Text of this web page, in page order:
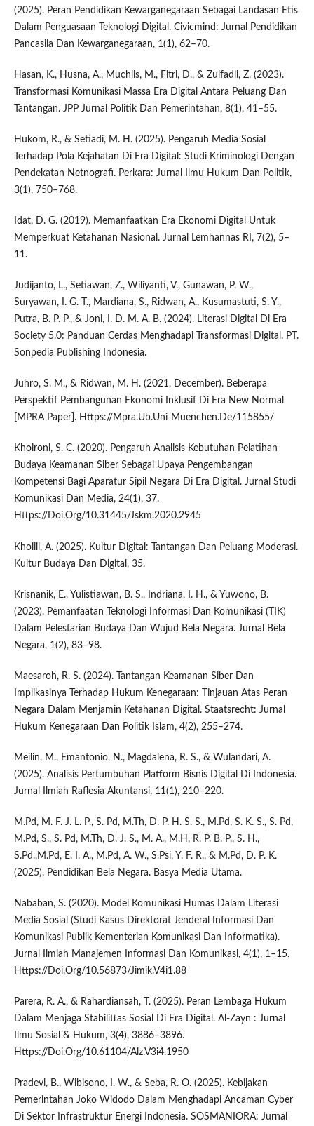
(2025). Peran Pendidikan Kewarganegaraan Sebagai Landasan Etis
Dalam Penguasaan Teknologi Digital. Civicmind: Jurnal Pendidikan
Pancasila Dan Kewarganegaraan, 1(1), 62–70.
Hasan, K., Husna, A., Muchlis, M., Fitri, D., & Zulfadli, Z. (2023).
Transformasi Komunikasi Massa Era Digital Antara Peluang Dan
Tantangan. JPP Jurnal Politik Dan Pemerintahan, 8(1), 41–55.
Hukom, R., & Setiadi, M. H. (2025). Pengaruh Media Sosial
Terhadap Pola Kejahatan Di Era Digital: Studi Kriminologi Dengan
Pendekatan Netnografi. Perkara: Jurnal Ilmu Hukum Dan Politik,
3(1), 750–768.
Idat, D. G. (2019). Memanfaatkan Era Ekonomi Digital Untuk
Memperkuat Ketahanan Nasional. Jurnal Lemhannas RI, 7(2), 5–
11.
Judijanto, L., Setiawan, Z., Wiliyanti, V., Gunawan, P. W.,
Suryawan, I. G. T., Mardiana, S., Ridwan, A., Kusumastuti, S. Y.,
Putra, B. P. P., & Joni, I. D. M. A. B. (2024). Literasi Digital Di Era
Society 5.0: Panduan Cerdas Menghadapi Transformasi Digital. PT.
Sonpedia Publishing Indonesia.
Juhro, S. M., & Ridwan, M. H. (2021, December). Beberapa
Perspektif Pembangunan Ekonomi Inklusif Di Era New Normal
[MPRA Paper]. Https://Mpra.Ub.Uni-Muenchen.De/115855/
Khoironi, S. C. (2020). Pengaruh Analisis Kebutuhan Pelatihan
Budaya Keamanan Siber Sebagai Upaya Pengembangan
Kompetensi Bagi Aparatur Sipil Negara Di Era Digital. Jurnal Studi
Komunikasi Dan Media, 24(1), 37.
Https://Doi.Org/10.31445/Jskm.2020.2945
Kholili, A. (2025). Kultur Digital: Tantangan Dan Peluang Moderasi.
Kultur Budaya Dan Digital, 35.
Krisnanik, E., Yulistiawan, B. S., Indriana, I. H., & Yuwono, B.
(2023). Pemanfaatan Teknologi Informasi Dan Komunikasi (TIK)
Dalam Pelestarian Budaya Dan Wujud Bela Negara. Jurnal Bela
Negara, 1(2), 83–98.
Maesaroh, R. S. (2024). Tantangan Keamanan Siber Dan
Implikasinya Terhadap Hukum Kenegaraan: Tinjauan Atas Peran
Negara Dalam Menjamin Ketahanan Digital. Staatsrecht: Jurnal
Hukum Kenegaraan Dan Politik Islam, 4(2), 255–274.
Meilin, M., Emantonio, N., Magdalena, R. S., & Wulandari, A.
(2025). Analisis Pertumbuhan Platform Bisnis Digital Di Indonesia.
Jurnal Ilmiah Raflesia Akuntansi, 11(1), 210–220.
M.Pd, M. F. J. L. P., S. Pd, M.Th, D. P. H. S. S., M.Pd, S. K. S., S. Pd,
M.Pd, S., S. Pd, M.Th, D. J. S., M. A., M.H, R. P. B. P., S. H.,
S.Pd.,M.Pd, E. I. A., M.Pd, A. W., S.Psi, Y. F. R., & M.Pd, D. P. K.
(2025). Pendidikan Bela Negara. Basya Media Utama.
Nababan, S. (2020). Model Komunikasi Humas Dalam Literasi
Media Sosial (Studi Kasus Direktorat Jenderal Informasi Dan
Komunikasi Publik Kementerian Komunikasi Dan Informatika).
Jurnal Ilmiah Manajemen Informasi Dan Komunikasi, 4(1), 1–15.
Https://Doi.Org/10.56873/Jimik.V4i1.88
Parera, R. A., & Rahardiansah, T. (2025). Peran Lembaga Hukum
Dalam Menjaga Stabilittas Sosial Di Era Digital. Al-Zayn : Jurnal
Ilmu Sosial & Hukum, 3(4), 3886–3896.
Https://Doi.Org/10.61104/Alz.V3i4.1950
Pradevi, B., Wibisono, I. W., & Seba, R. O. (2025). Kebijakan
Pemerintahan Joko Widodo Dalam Menghadapi Ancaman Cyber
Di Sektor Infrastruktur Energi Indonesia. SOSMANIORA: Jurnal